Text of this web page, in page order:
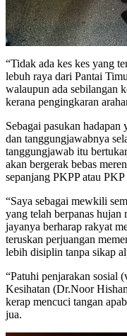
“Tidak ada kes kes yang
lebuh raya dari Pantai
walaupun ada sebilangan
kerana pengingkaran
Sebagai pasukan
dan tanggungjawabnya
tanggungjawab itu
akan bergerak bebas
sepanjang PKPP atau
“Saya sebagai mewkili
yang telah berpanas hujan
jayanya berharap rakyat
teruskan perjuangan
lebih disiplin tanpa sikap
“Patuhi penjarakan sosial
Kesihatan (Dr.Noor
kerap mencuci tangan
jua.